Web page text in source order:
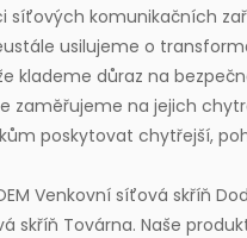
síťových komunikačních
usilujeme o
klademe důraz na
zaměřujeme na jejich
poskytovat chytřejší,
Venkovní síťová skříň
skříň Továrna. Naše